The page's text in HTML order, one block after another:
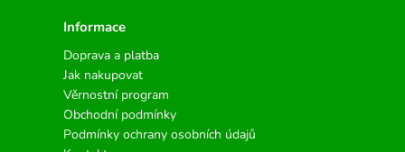
Informace
Doprava a platba
Jak nakupovat
Věrnostní program
Obchodní podmínky
Podmínky ochrany osobních údajů